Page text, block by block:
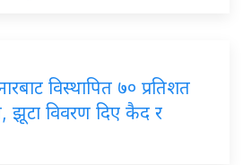
विस्थापित ७० प्रतिशत
झूटा विवरण दिए कैद र